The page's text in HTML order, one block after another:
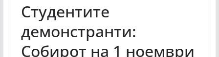
Студентите
демонстранти:
Собирот на 1 ноември